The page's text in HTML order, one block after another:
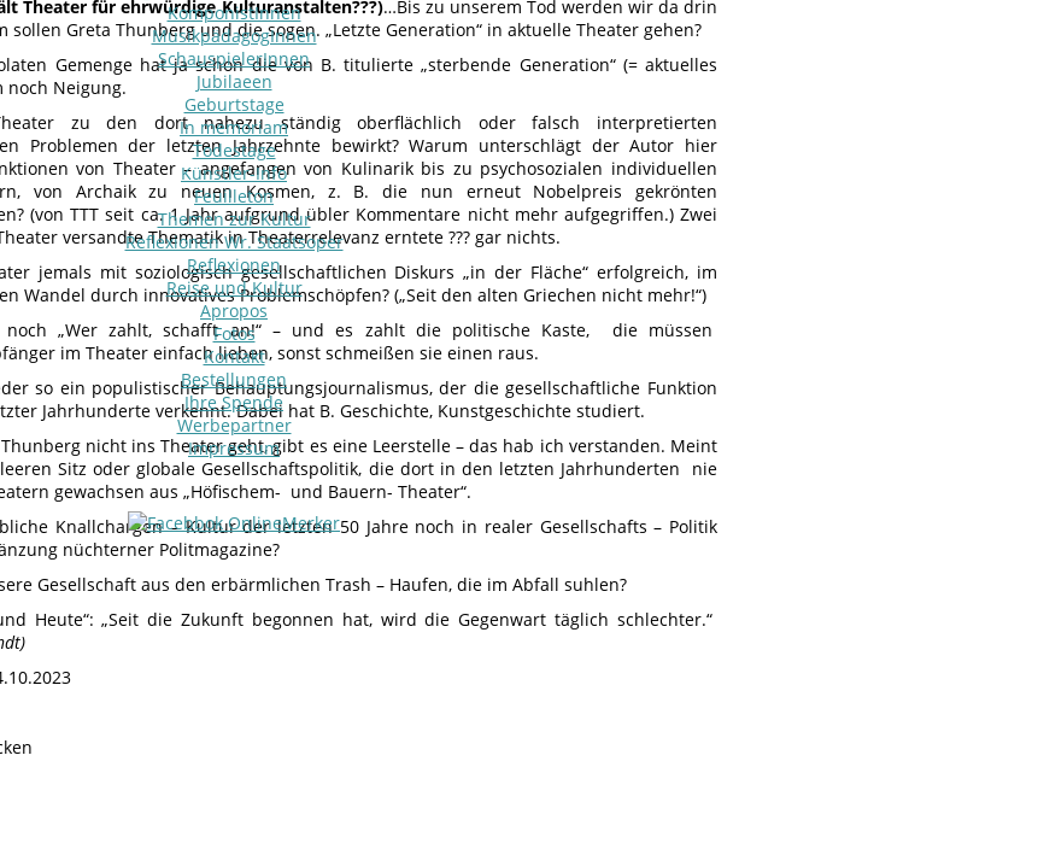
KomponistInnen
MusikpädagogInnen
SchauspielerInnen
Jubilaeen
Geburtstage
In memoriam
Todestage
Künstler-Info
Feuilleton
Themen zur Kultur
Reflexionen Wr. Staatsoper
Reflexionen
Reise und Kultur
Apropos
Fotos
Kontakt
Bestellungen
Ihre Spende
Werbepartner
Impressum
Theater für ehrwürdige Kulturanstalten???)…Bis zu unserem Tod werden wir da drin
sollen Greta Thunberg und die sogen. „Letzte Generation“ in aktuelle Theater gehen?
Gemenge hat ja schon die von B. titulierte „sterbende Generation“ (= aktuelles
noch Neigung.
zu den dort nahezu ständig oberflächlich oder falsch interpretierten
Problemen der letzten Jahrzehnte bewirkt? Warum unterschlägt der Autor hier
von Theater – angefangen von Kulinarik bis zu psychosozialen individuellen
von Archaik zu neuen Kosmen, z. B. die nun erneut Nobelpreis gekrönten
(von TTT seit ca. 1 Jahr aufgrund übler Kommentare nicht mehr aufgegriffen.) Zwei
versandte Thematik in Theaterrelevanz erntete ??? gar nichts.
jemals mit soziologisch gesellschaftlichen Diskurs „in der Fläche“ erfolgreich, im
Wandel durch innovatives Problemschöpfen? („Seit den alten Griechen nicht mehr!“)
„Wer zahlt, schafft an!“ – und es zahlt die politische Kaste, die müssen
im Theater einfach lieben, sonst schmeißen sie einen raus.
so ein populistischer Behauptungsjournalismus, der die gesellschaftliche Funktion
Jahrhunderte verkennt. Dabei hat B. Geschichte, Kunstgeschichte studiert.
nicht ins Theater geht, gibt es eine Leerstelle – das hab ich verstanden. Meint
Sitz oder globale Gesellschaftspolitik, die dort in den letzten Jahrhunderten nie
gewachsen aus „Höfischem- und Bauern- Theater“.
Knallchargen – Kultur der letzten 50 Jahre noch in realer Gesellschafts – Politik
nüchterner Politmagazine?
Gesellschaft aus den erbärmlichen Trash – Haufen, die im Abfall suhlen?
Heute“: „Seit die Zukunft begonnen hat, wird die Gegenwart täglich schlechter.“